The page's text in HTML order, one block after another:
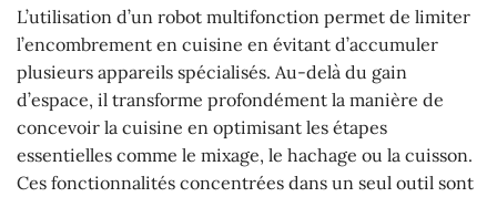
L’utilisation d’un robot multifonction permet de limiter
l’encombrement en cuisine en évitant d’accumuler
plusieurs appareils spécialisés. Au-delà du gain
d’espace, il transforme profondément la manière de
concevoir la cuisine en optimisant les étapes
essentielles comme le mixage, le hachage ou la cuisson.
Ces fonctionnalités concentrées dans un seul outil sont